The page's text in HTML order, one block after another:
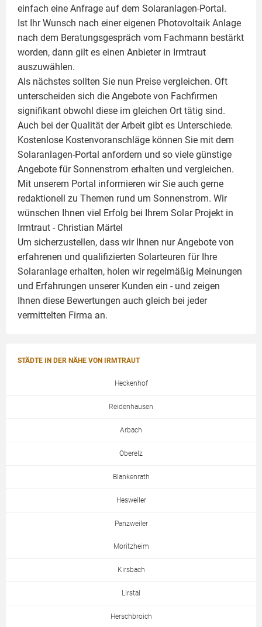
einfach eine Anfrage auf dem Solaranlagen-Portal.
Ist Ihr Wunsch nach einer eigenen Photovoltaik Anlage
nach dem Beratungsgespräch vom Fachmann bestärkt
worden, dann gilt es einen Anbieter in Irmtraut
auszuwählen.
Als nächstes sollten Sie nun Preise vergleichen. Oft
unterscheiden sich die Angebote von Fachfirmen
signifikant obwohl diese im gleichen Ort tätig sind.
Auch bei der Qualität der Arbeit gibt es Unterschiede.
Kostenlose Kostenvoranschläge können Sie mit dem
Solaranlagen-Portal anfordern und so viele günstige
Angebote für Sonnenstrom erhalten und vergleichen.
Mit unserem Portal informieren wir Sie auch gerne
redaktionell zu Themen rund um Sonnenstrom. Wir
wünschen Ihnen viel Erfolg bei Ihrem Solar Projekt in
Irmtraut - Christian Märtel
Um sicherzustellen, dass wir Ihnen nur Angebote von
erfahrenen und qualifizierten Solarteuren für Ihre
Solaranlage erhalten, holen wir regelmäßig Meinungen
und Erfahrungen unserer Kunden ein - und zeigen
Ihnen diese Bewertungen auch gleich bei jeder
vermittelten Firma an.
STÄDTE IN DER NÄHE VON IRMTRAUT
Heckenhof
Reidenhausen
Arbach
Oberelz
Blankenrath
Hesweiler
Panzweiler
Moritzheim
Kirsbach
Lirstal
Herschbroich